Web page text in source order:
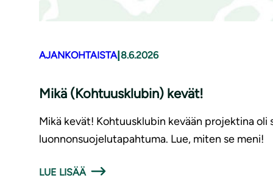
AJANKOHTAISTA|8.6.2026
Mikä (Kohtuusklubin) kevät!
Mikä kevät! Kohtuusklubin kevään projektina
luonnonsuojelutapahtuma. Lue, miten se meni!
LUE LISÄÄ